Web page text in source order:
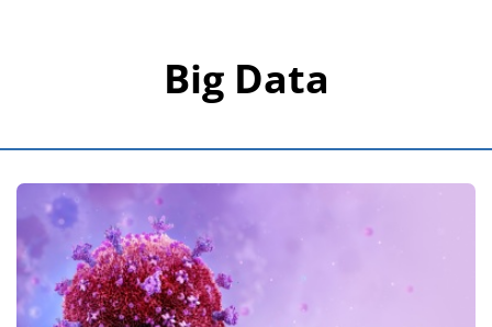
Big Data